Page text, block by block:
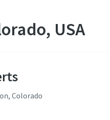
USA
Colorado